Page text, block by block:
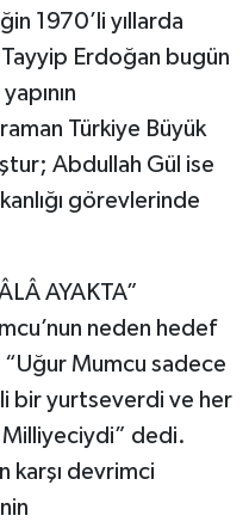
1970’li yıllarda
Erdoğan bugün
Türkiye Büyük
Abdullah Gül ise
görevlerinde
AYAKTA”
neden hedef
“Uğur Mumcu sadece
bir yurtseverdi ve her
Milliyeciydi” dedi.
karşı devrimci